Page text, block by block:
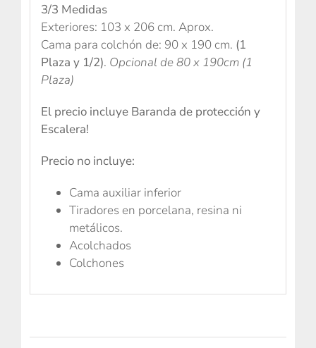
3/3 Medidas
Exteriores: 103 x 206 cm. Aprox.
Cama para colchón de: 90 x 190 cm. (1
Plaza y 1/2). Opcional de 80 x 190cm (1
Plaza)
El precio incluye Baranda de protección y
Escalera!
Precio no incluye:
Cama auxiliar inferior
Tiradores en porcelana, resina ni
metálicos.
Acolchados
Colchones